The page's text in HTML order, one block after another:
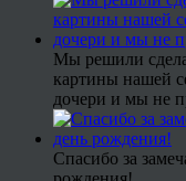
Мы решили
картины нашей
дочери и мы не
Спасибо за